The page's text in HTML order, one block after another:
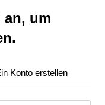
an, um
Konto erstellen